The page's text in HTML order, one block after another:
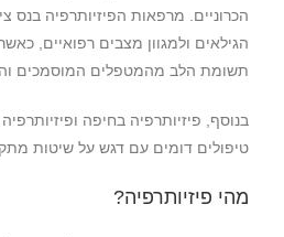
הכרוניים. מרפאות הפיזיותרפיה בנס
הגילאים ולמגוון מצבים רפואיים,
תשומת הלב מהמטפלים המוסמכים
בנוסף, פיזיותרפיה בחיפה
טיפולים דומים עם דגש על שיטות
מהי פיזיותרפיה?